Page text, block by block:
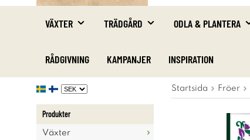
VÄXTER TRÄDGÅRD ODLA & PLANTERA
RÅDGIVNING KAMPANJER INSPIRATION
Produkter
Växter
Startsida Fröer